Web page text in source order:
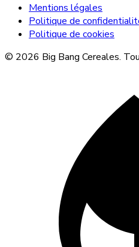
Mentions légales
Politique de
Politique de cookies
© 2026 Big Bang Cereales.